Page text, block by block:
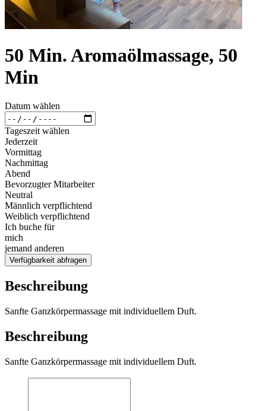
50 Min. Aromaölmassage, 50
Min
Datum wählen
Tageszeit wählen
Jederzeit
Vormittag
Nachmittag
Abend
Bevorzugter Mitarbeiter
Neutral
Männlich verpflichtend
Weiblich verpflichtend
Ich buche für
mich
jemand anderen
Verfügbarkeit abfragen
Beschreibung
Sanfte Ganzkörpermassage mit individuellem Duft.
Beschreibung
Sanfte Ganzkörpermassage mit individuellem Duft.